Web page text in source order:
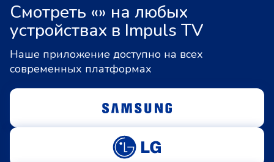
Смотреть «» на любых
устройствах в Impuls TV
Наше приложение доступно на всех
современных платформах